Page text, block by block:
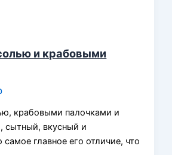
и крабовыми
крабовыми палочками и
сытный, вкусный и
главное его отличие, что